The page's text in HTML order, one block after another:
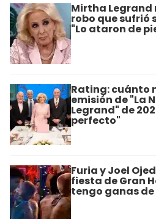
Mirtha Legrand
robo que sufrió
"Lo ataron de
Rating: cuánto
emisión de "La
Legrand" de
perfecto"
Furia y Joel
fiesta de Gran
tengo ganas